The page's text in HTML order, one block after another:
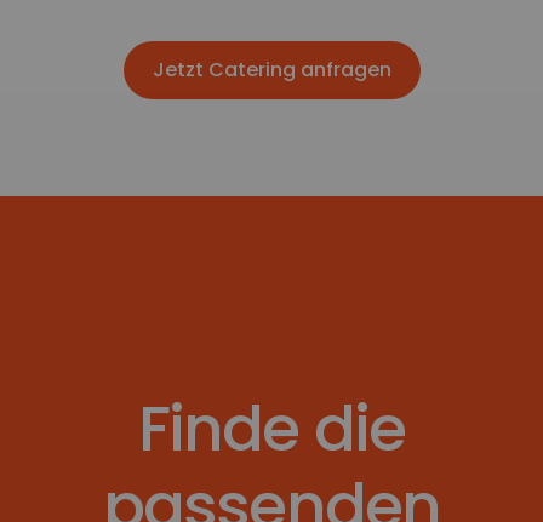
Jetzt Catering anfragen
Jetzt Catering anfragen
Finde die